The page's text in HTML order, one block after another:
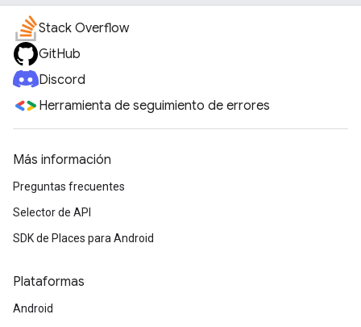
Stack Overflow
GitHub
Discord
Herramienta de seguimiento de errores
Más información
Preguntas frecuentes
Selector de API
SDK de Places para Android
Plataformas
Android